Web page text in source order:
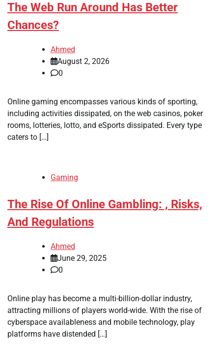
The Web Run Around Has Better
Chances?
Ahmed
August 2, 2026
0
Online gaming encompasses various kinds of sporting,
including activities dissipated, on the web casinos, poker
rooms, lotteries, lotto, and eSports dissipated. Every type
caters to […]
Gaming
The Rise Of Online Gambling: , Risks,
And Regulations
Ahmed
June 29, 2025
0
Online play has become a multi-billion-dollar industry,
attracting millions of players world-wide. With the rise of
cyberspace availableness and mobile technology, play
platforms have distended […]